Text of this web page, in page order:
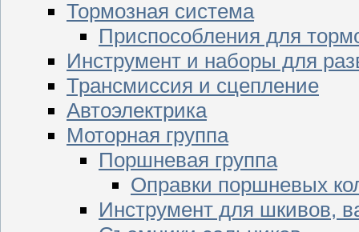
Тормозная система
Приспособления для
Инструмент и наборы для
Трансмиссия и сцепление
Автоэлектрика
Моторная группа
Поршневая группа
Оправки поршневых
Инструмент для шкивов,